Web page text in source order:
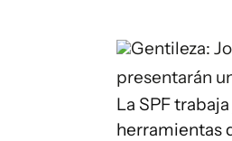
Gentileza:
presentarán
La SPF
herramientas